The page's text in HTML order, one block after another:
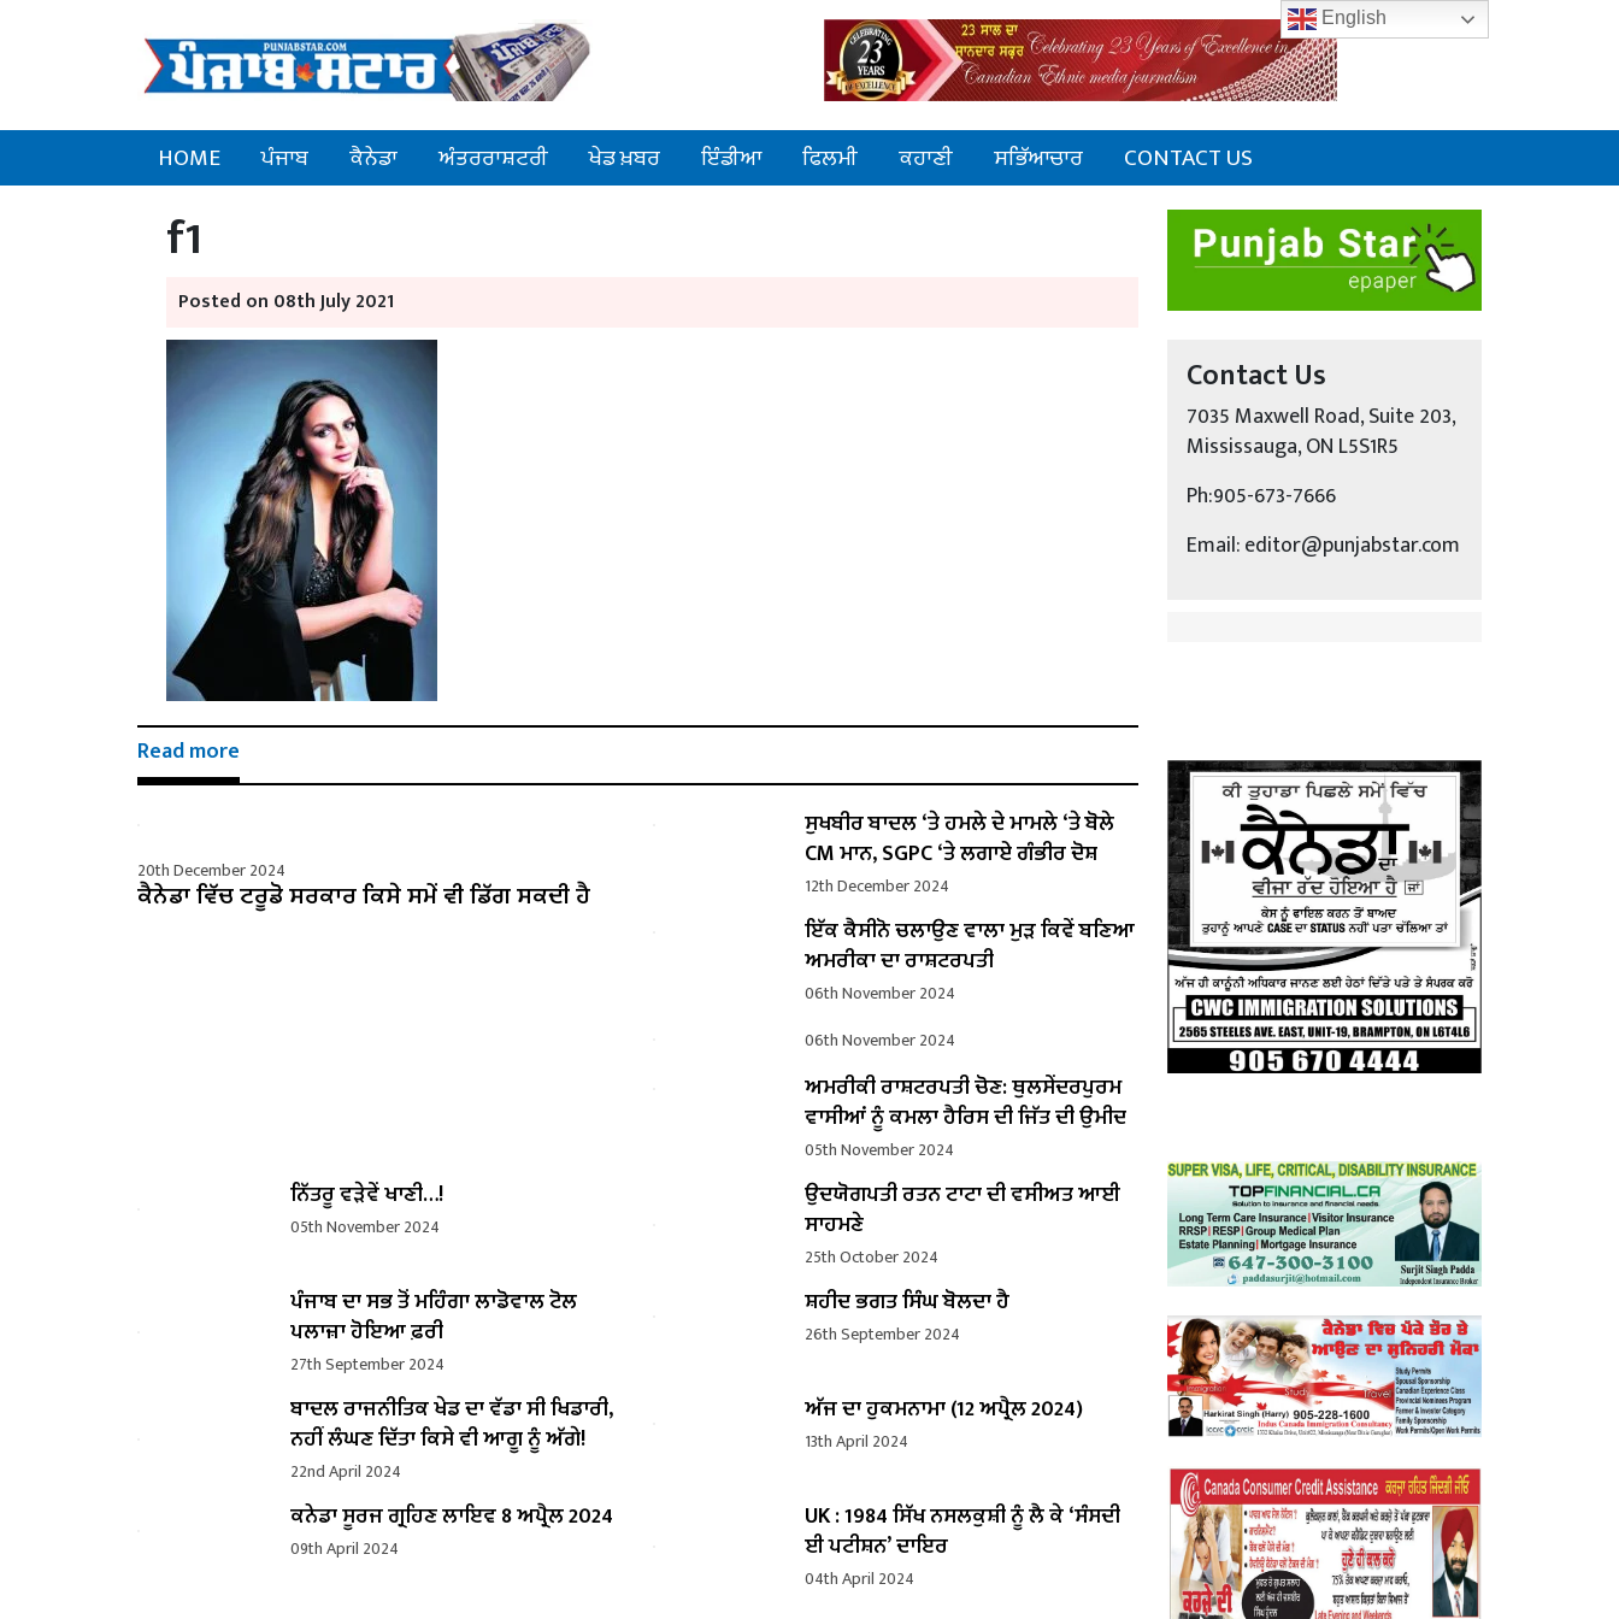
HOME ਪੰਜਾਬ ਕੈਨੇਡਾ ਅੰਤਰਰਾਸ਼ਟਰੀ ਖੇਡ ਖ਼ਬਰ ਇੰਡੀਆ ਫਿਲਮੀ ਕਹਾਣੀ ਸਭਿੱਆਚਾਰ CONTACT US
f1
Posted on 08th July 2021
Read more
20th December 2024
ਕੈਨੇਡਾ ਵਿੱਚ ਟਰੂਡੋ ਸਰਕਾਰ ਕਿਸੇ ਸਮੇਂ ਵੀ ਡਿੱਗ ਸਕਦੀ ਹੈ
ਸੁਖਬੀਰ ਬਾਦਲ ‘ਤੇ ਹਮਲੇ ਦੇ ਮਾਮਲੇ ‘ਤੇ ਬੋਲੇ ​​
CM ਮਾਨ, SGPC ‘ਤੇ ਲਗਾਏ ਗੰਭੀਰ ਦੋਸ਼
12th December 2024
ਇੱਕ ਕੈਸੀਨੋ ਚਲਾਉਣ ਵਾਲਾ ਮੁੜ ਕਿਵੇਂ ਬਣਿਆ
ਅਮਰੀਕਾ ਦਾ ਰਾਸ਼ਟਰਪਤੀ
06th November 2024
06th November 2024
ਅਮਰੀਕੀ ਰਾਸ਼ਟਰਪਤੀ ਚੋਣ: ਥੁਲਸੇਂਦਰਪੁਰਮ
ਵਾਸੀਆਂ ਨੂੰ ਕਮਲਾ ਹੈਰਿਸ ਦੀ ਜਿੱਤ ਦੀ ਉਮੀਦ
05th November 2024
ਨਿੱਤਰੂ ਵੜੇਵੇਂ ਖਾਣੀ…!
05th November 2024
ਉਦਯੋਗਪਤੀ ਰਤਨ ਟਾਟਾ ਦੀ ਵਸੀਅਤ ਆਈ
ਸਾਹਮਣੇ
25th October 2024
ਪੰਜਾਬ ਦਾ ਸਭ ਤੋਂ ਮਹਿੰਗਾ ਲਾਡੋਵਾਲ ਟੋਲ
ਪਲਾਜ਼ਾ ਹੋਇਆ ਫ਼ਰੀ
27th September 2024
ਸ਼ਹੀਦ ਭਗਤ ਸਿੰਘ ਬੋਲਦਾ ਹੈ
26th September 2024
ਬਾਦਲ ਰਾਜਨੀਤਿਕ ਖੇਡ ਦਾ ਵੱਡਾ ਸੀ ਖਿਡਾਰੀ,
ਨਹੀਂ ਲੰਘਣ ਦਿੱਤਾ ਕਿਸੇ ਵੀ ਆਗੂ ਨੂੰ ਅੱਗੇ!
22nd April 2024
ਅੱਜ ਦਾ ਹੁਕਮਨਾਮਾ (12 ਅਪ੍ਰੈਲ 2024)
13th April 2024
ਕਨੇਡਾ ਸੂਰਜ ਗ੍ਰਹਿਣ ਲਾਇਵ 8 ਅਪ੍ਰੈਲ 2024
09th April 2024
UK : 1984 ਸਿੱਖ ਨਸਲਕੁਸ਼ੀ ਨੂੰ ਲੈ ਕੇ ‘ਸੰਸਦੀ
ਈ ਪਟੀਸ਼ਨ’ ਦਾਇਰ
04th April 2024
Contact Us
7035 Maxwell Road, Suite 203,
Mississauga, ON L5S1R5
Ph:905-673-7666
Email: editor@punjabstar.com
English